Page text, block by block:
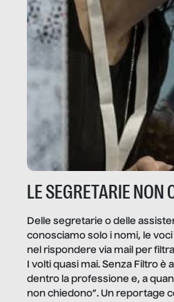
LE SEGRETARIE NON
Delle segretarie o delle
conosciamo solo i nomi, le
nel rispondere via mail per
I volti quasi mai. Senza Filtro è
dentro la professione e, a
non chiedono”. Un reportage